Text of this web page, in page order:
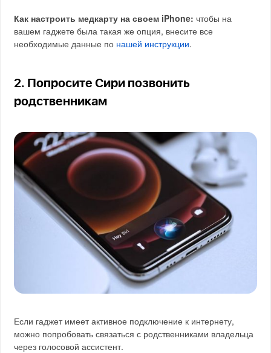
Как настроить медкарту на своем iPhone: чтобы на
вашем гаджете была такая же опция, внесите все
необходимые данные по нашей инструкции.
2. Попросите Сири позвонить
родственникам
Если гаджет имеет активное подключение к интернету,
можно попробовать связаться с родственниками владельца
через голосовой ассистент.